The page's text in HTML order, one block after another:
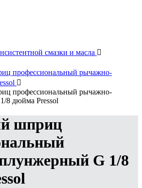
смазки и масла 
профессиональный рычажно-

профессиональный рычажно-
8 дюйма Pressol
шприц
G 1/8